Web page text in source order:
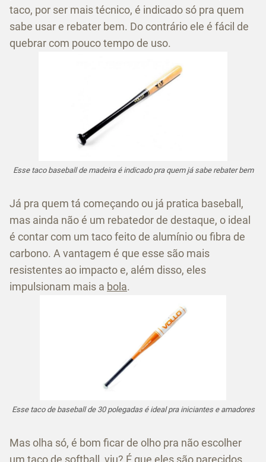
taco, por ser mais técnico, é indicado só pra quem
sabe usar e rebater bem. Do contrário ele é fácil de
quebrar com pouco tempo de uso.
Esse taco baseball de madeira é indicado pra quem já sabe rebater bem
Já pra quem tá começando ou já pratica baseball,
mas ainda não é um rebatedor de destaque, o ideal
é contar com um taco feito de alumínio ou fibra de
carbono. A vantagem é que esse são mais
resistentes ao impacto e, além disso, eles
impulsionam mais a bola.
Esse taco de baseball de 30 polegadas é ideal pra iniciantes e amadores
Mas olha só, é bom ficar de olho pra não escolher
um taco de softball, viu? É que eles são parecidos